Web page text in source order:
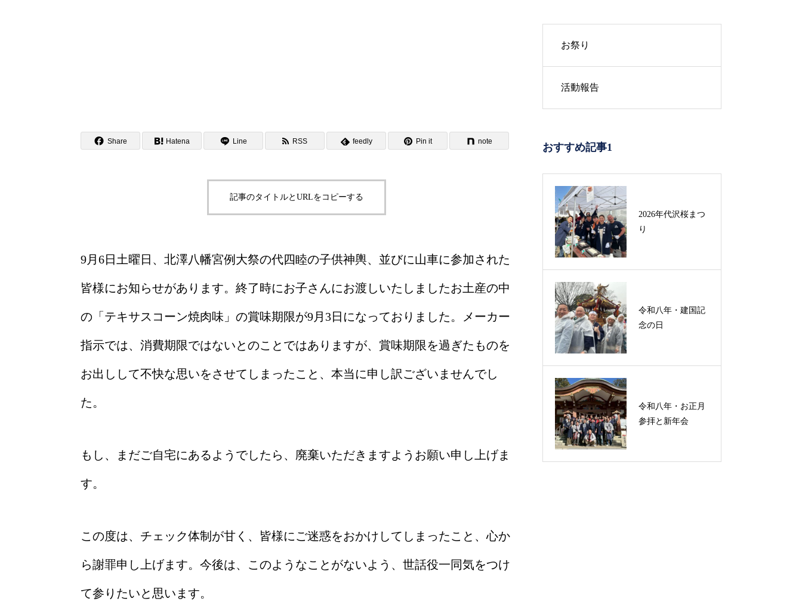
Share Hatena Line RSS feedly Pin it note
記事のタイトルとURLをコピーする
9月6日土曜日、北澤八幡宮例大祭の代四睦の子供神輿、並びに山車に参加された
皆様にお知らせがあります。終了時にお子さんにお渡しいたしましたお土産の中
の「テキサスコーン焼肉味」の賞味期限が9月3日になっておりました。メーカー
指示では、消費期限ではないとのことではありますが、賞味期限を過ぎたものを
お出しして不快な思いをさせてしまったこと、本当に申し訳ございませんでし
た。
もし、まだご自宅にあるようでしたら、廃棄いただきますようお願い申し上げま
す。
この度は、チェック体制が甘く、皆様にご迷惑をおかけしてしまったこと、心か
ら謝罪申し上げます。今後は、このようなことがないよう、世話役一同気をつけ
て参りたいと思います。
お祭り
活動報告
おすすめ記事1
2026年代沢桜まつ
り
令和八年・建国記
念の日
令和八年・お正月
参拝と新年会